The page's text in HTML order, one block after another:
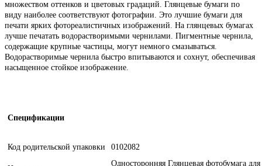
множеством оттенков и цветовых градаций. Глянцевые бумаги по
виду наиболее соответствуют фотографии. Это лучшие бумаги для
печати ярких фотореалистичных изображений. На глянцевых бумагах
лучше печатать водорастворимыми чернилами. Пигментные чернила,
содержащие крупные частицы, могут немного смазываться.
Водорастворимые чернила быстро впитываются и сохнут, обеспечивая
насыщенное стойкое изображение.
Спецификации
Код родительской упаковки 0102082
Односторонняя Глянцевая фотобумага